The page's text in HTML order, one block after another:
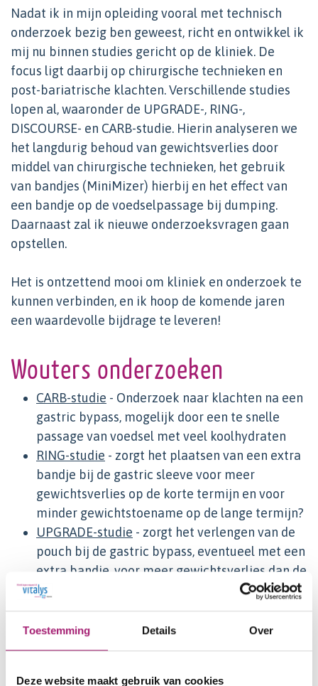
Toestemming Details Over
Deze website maakt gebruik van cookies
Over ons
Nadat ik in mijn opleiding vooral met technisch
onderzoek bezig ben geweest, richt en ontwikkel ik
mij nu binnen studies gericht op de kliniek. De
focus ligt daarbij op chirurgische technieken en
post-bariatrische klachten. Verschillende studies
lopen al, waaronder de UPGRADE-, RING-,
DISCOURSE- en CARB-studie. Hierin analyseren we
het langdurig behoud van gewichtsverlies door
middel van chirurgische technieken, het gebruik
van bandjes (MiniMizer) hierbij en het effect van
een bandje op de voedselpassage bij dumping.
Daarnaast zal ik nieuwe onderzoeksvragen gaan
opstellen.
Het is ontzettend mooi om kliniek en onderzoek te
kunnen verbinden, en ik hoop de komende jaren
een waardevolle bijdrage te leveren!
Wouters onderzoeken
CARB-studie - Onderzoek naar klachten na een
gastric bypass, mogelijk door een te snelle
passage van voedsel met veel koolhydraten
RING-studie - zorgt het plaatsen van een extra
bandje bij de gastric sleeve voor meer
gewichtsverlies op de korte termijn en voor
minder gewichtstoename op de lange termijn?
UPGRADE-studie - zorgt het verlengen van de
pouch bij de gastric bypass, eventueel met een
extra bandje, voor meer gewichtsverlies dan de
‘standaard’ gastric bypass?